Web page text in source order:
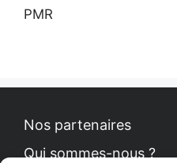
PMR
Nos partenaires
Qui sommes-nous ?